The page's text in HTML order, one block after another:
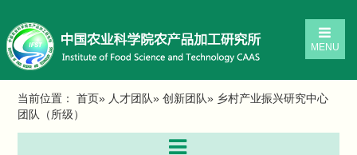
MENU
当前位置：首页» 人才团队»创新团队» 乡村产业振兴研究中心
团队（所级）